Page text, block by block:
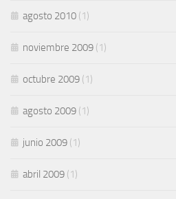
agosto 2010 (1)
noviembre 2009 (1)
octubre 2009 (1)
agosto 2009 (1)
junio 2009 (1)
abril 2009 (1)